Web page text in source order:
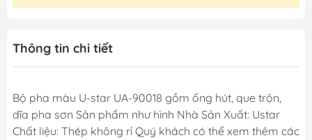
Thông tin chi tiết
Bộ pha màu U-star UA-90018 gồm ống hút, que trộn,
dĩa pha sơn Sản phẩm như hình Nhà Sản Xuất: Ustar
Chất liệu: Thép không rỉ Quý khách có thể xem thêm các